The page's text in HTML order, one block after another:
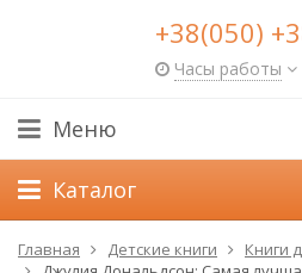
+38(050)
Часы работы
Меню
Каталог
Главная Детские книги
Книги